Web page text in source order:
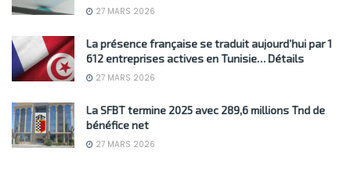
27 MARS 2026
La présence française se traduit aujourd’hui par 1
612 entreprises actives en Tunisie… Détails
27 MARS 2026
La SFBT termine 2025 avec 289,6 millions Tnd de
bénéfice net
27 MARS 2026